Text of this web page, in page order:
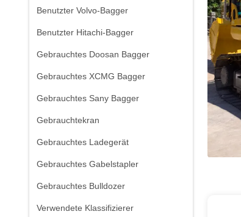
Benutzter Volvo-Bagger
Benutzter Hitachi-Bagger
Gebrauchtes Doosan Bagger
Gebrauchtes XCMG Bagger
Gebrauchtes Sany Bagger
Gebrauchtekran
Gebrauchtes Ladegerät
Gebrauchtes Gabelstapler
Gebrauchtes Bulldozer
Verwendete Klassifizierer